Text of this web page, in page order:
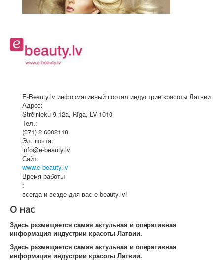
E-Beauty.lv информативный портал индустрии красоты Латвии
Адрес:
Strēlnieku 9-12a, Rīga, LV-1010
Тел.:
(371) 2 6002118
Эл. почта:
info@e-beauty.lv
Сайт:
www.e-beauty.lv
Время работы
:
всегда и везде для вас e-beauty.lv!
О нас
Здесь размещается самая актульная и оперативная
информация индустрии красоты Латвии.
Здесь размещается самая актульная и оперативная
информация индустрии красоты Латвии.